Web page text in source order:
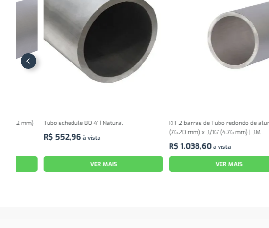
Tubo schedule 80 4" | Natural
552,96à vista
VER MAIS
KIT 2 barras de Tubo redondo de alumínio 3"
(76.20 mm) x 3/16" (4.76 mm) | 3M
038,60à vista
VER MAIS